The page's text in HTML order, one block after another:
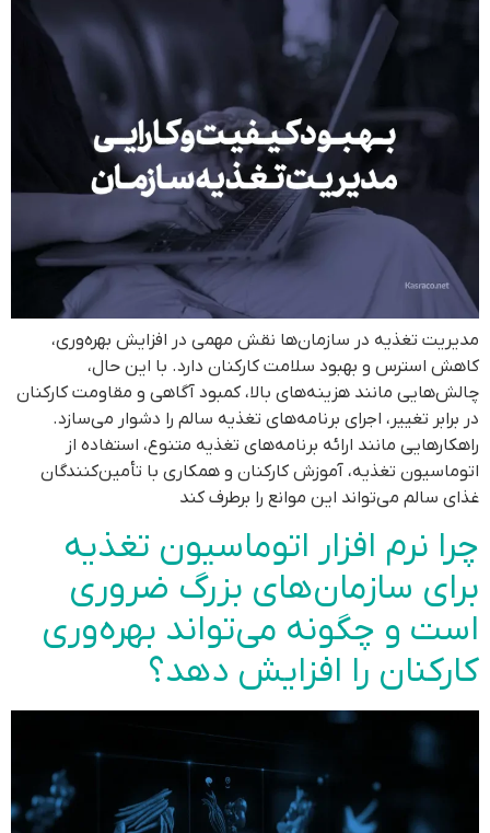
مدیریت تغذیه در سازمان‌ها نقش مهمی در افزایش بهره‌وری،
کاهش استرس و بهبود سلامت کارکنان دارد. با این حال،
چالش‌هایی مانند هزینه‌های بالا، کمبود آگاهی و مقاومت کارکنان
در برابر تغییر، اجرای برنامه‌های تغذیه سالم را دشوار می‌سازد.
راهکارهایی مانند ارائه برنامه‌های تغذیه متنوع، استفاده از
اتوماسیون تغذیه، آموزش کارکنان و همکاری با تأمین‌کنندگان
غذای سالم می‌تواند این موانع را برطرف کند
چرا نرم افزار اتوماسیون تغذیه
برای سازمان‌های بزرگ ضروری
است و چگونه می‌تواند بهره‌وری
کارکنان را افزایش دهد؟